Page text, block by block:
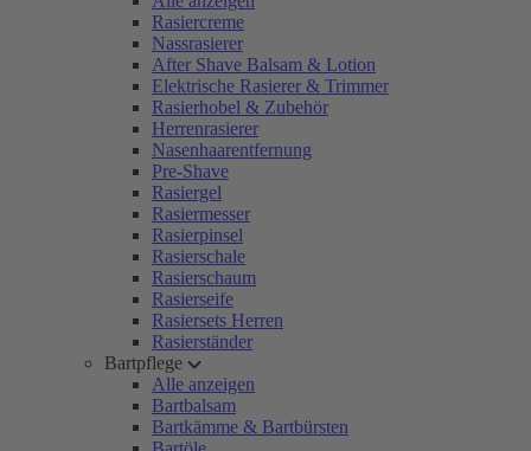
Rasiercreme
Nassrasierer
After Shave Balsam & Lotion
Elektrische Rasierer & Trimmer
Rasierhobel & Zubehör
Herrenrasierer
Nasenhaarentfernung
Pre-Shave
Rasiergel
Rasiermesser
Rasierpinsel
Rasierschale
Rasierschaum
Rasierseife
Rasiersets Herren
Rasierständer
Bartpflege
Alle anzeigen
Bartbalsam
Bartkämme & Bartbürsten